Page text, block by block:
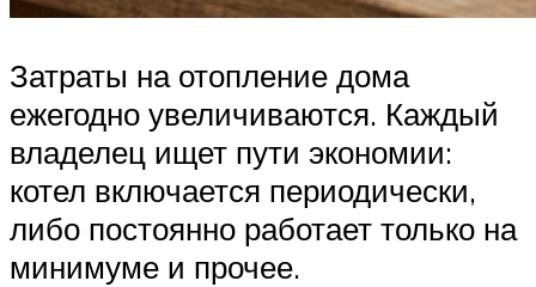
Затраты на отопление дома
ежегодно увеличиваются. Каждый
владелец ищет пути экономии:
котел включается периодически,
либо постоянно работает только на
минимуме и прочее.